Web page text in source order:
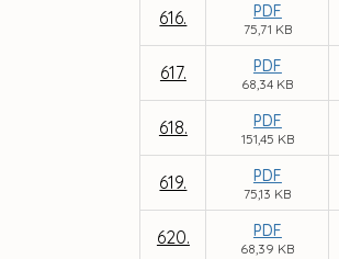
616. PDF
75,71 KB
617. PDF
68,34 KB
618. PDF
151,45 KB
619. PDF
75,13 KB
620. PDF
68,39 KB